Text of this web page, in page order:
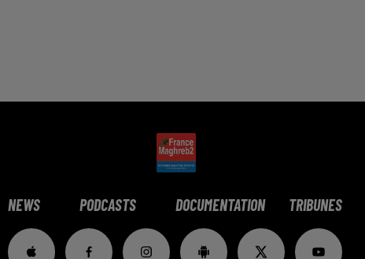
NEWS PODCASTS DOCUMENTATION TRIBUNES